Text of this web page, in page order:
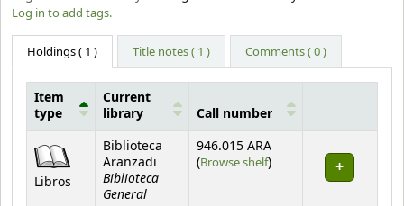
Log in to add tags.
Holdings( 1 ) Title notes ( 1 ) Comments ( 0 )
Item
type
Current
library
Call number
Libros
Biblioteca
Aranzadi
Biblioteca
General
946.015 ARA
(Browse shelf(Opens below)
)